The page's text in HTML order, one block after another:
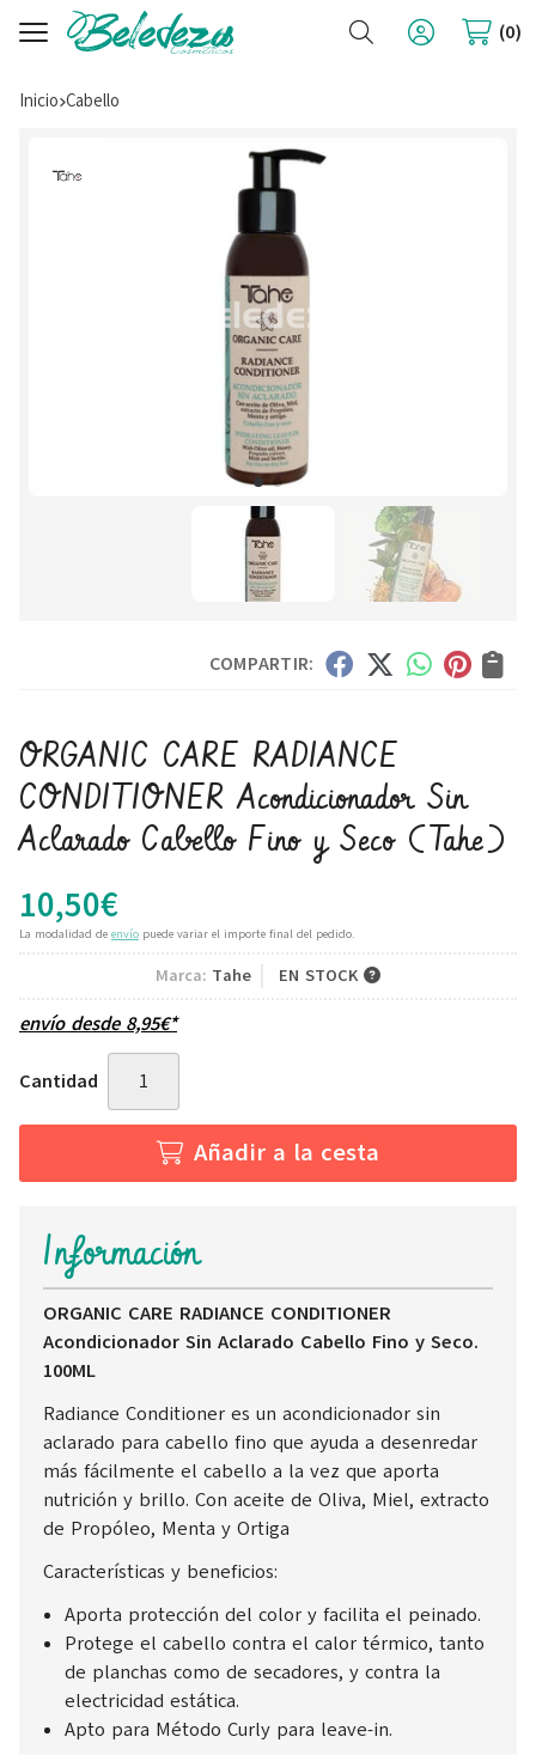
Buscar 0
Inicio cabello
COMPARTIR:
ORGANIC CARE RADIANCE
CONDITIONER Acondicionador Sin
Aclarado Cabello Fino y Seco (Tahe)
10,50€
La modalidad de envío puede variar el importe final del pedido.
Marca: Tahe EN STOCK
envío desde 8,95€*
Cantidad
Añadir a la cesta
Información
ORGANIC CARE RADIANCE CONDITIONER
Acondicionador Sin Aclarado Cabello Fino y Seco.
100ML
Radiance Conditioner es un acondicionador sin
aclarado para cabello fino que ayuda a desenredar
más fácilmente el cabello a la vez que aporta
nutrición y brillo. Con aceite de Oliva, Miel, extracto
de Propóleo, Menta y Ortiga
Características y beneficios:
Aporta protección del color y facilita el peinado.
Protege el cabello contra el calor térmico, tanto
de planchas como de secadores, y contra la
electricidad estática.
Apto para Método Curly para leave-in.